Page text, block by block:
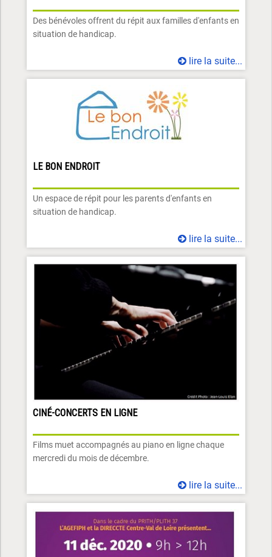
Des bénévoles offrent du répit aux familles d'enfants en
situation de handicap.
lire la suite...
LE BON ENDROIT
Un espace de répit pour les parents d'enfants en
situation de handicap.
lire la suite...
CINÉ-CONCERTS EN LIGNE
Films muet accompagnés au piano en ligne chaque
mercredi du mois de décembre.
lire la suite...